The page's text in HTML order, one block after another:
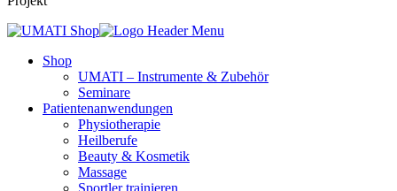
Shop
UMATI – Instrumente & Zubehör
Seminare
Patientenanwendungen
Physiotherapie
Heilberufe
Beauty & Kosmetik
Massage
Sportler trainieren